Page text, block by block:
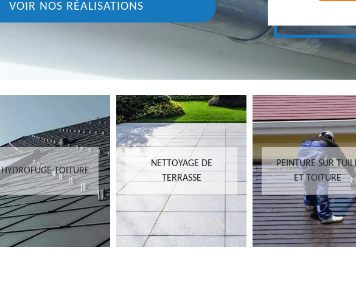
VOIR NOS RÉALISATIONS
HYDROFUGE TOITURE
NETTOYAGE DE
TERRASSE
PEINTURE SUR
ET TOITURE